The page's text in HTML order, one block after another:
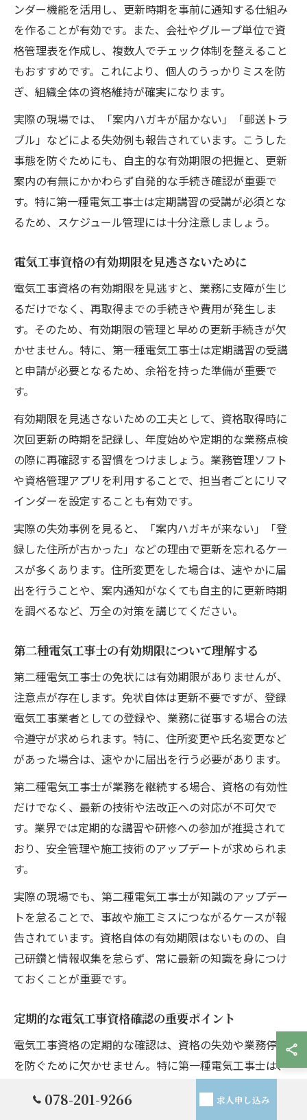
ンダー機能を活用し、更新時期を事前に通知する仕組み
を作ることが有効です。また、会社やグループ単位で資
格管理表を作成し、複数人でチェック体制を整えること
もおすすめです。これにより、個人のうっかりミスを防
ぎ、組織全体の資格維持が確実になります。
実際の現場では、「案内ハガキが届かない」「郵送トラ
ブル」などによる失効例も報告されています。こうした
事態を防ぐためにも、自主的な有効期限の把握と、更新
案内の有無にかかわらず自発的な手続き確認が重要で
す。特に第一種電気工事士は定期講習の受講が必須とな
るため、スケジュール管理には十分注意しましょう。
電気工事資格の有効期限を見逃さないために
電気工事資格の有効期限を見逃すと、業務に支障が生じ
るだけでなく、再取得までの手続きや費用が発生しま
す。そのため、有効期限の管理と早めの更新手続きが欠
かせません。特に、第一種電気工事士は定期講習の受講
と申請が必要となるため、余裕を持った準備が重要で
す。
有効期限を見逃さないための工夫として、資格取得時に
次回更新の時期を記録し、年度始めや定期的な業務点検
の際に再確認する習慣をつけましょう。業務管理ソフト
や資格管理アプリを利用することで、担当者ごとにリマ
インダーを設定することも有効です。
実際の失効事例を見ると、「案内ハガキが来ない」「登
録した住所が古かった」などの理由で更新を忘れるケー
スが多くあります。住所変更をした場合は、速やかに届
出を行うことや、案内通知がなくても自主的に更新時期
を調べるなど、万全の対策を講じてください。
第二種電気工事士の有効期限について理解する
第二種電気工事士の免状には有効期限がありませんが、
注意点が存在します。免状自体は更新不要ですが、登録
電気工事業者としての登録や、業務に従事する場合の法
令遵守が求められます。特に、住所変更や氏名変更など
があった場合は、速やかに届出を行う必要があります。
第二種電気工事士が業務を継続する場合、資格の有効性
だけでなく、最新の技術や法改正への対応が不可欠で
す。業界では定期的な講習や研修への参加が推奨されて
おり、安全管理や施工技術のアップデートが求められま
す。
実際の現場でも、第二種電気工事士が知識のアップデー
トを怠ることで、事故や施工ミスにつながるケースが報
告されています。資格自体の有効期限はないものの、自
己研鑽と情報収集を怠らず、常に最新の知識を身につけ
ておくことが重要です。
定期的な電気工事資格確認の重要ポイント
電気工事資格の定期的な確認は、資格の失効や業務停止
を防ぐために欠かせません。特に第一種電気工事士は、
通知が届いた際には速やかに対応しましょう。
078-201-9266 求人申し込み